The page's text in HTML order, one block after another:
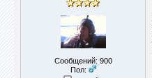
Сообщений: 900
Пол: